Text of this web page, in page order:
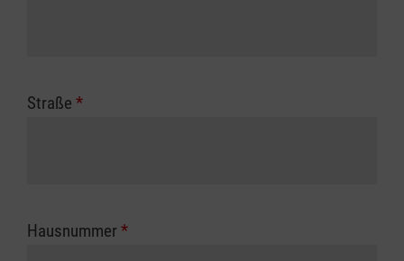
Straße *
Hausnummer *